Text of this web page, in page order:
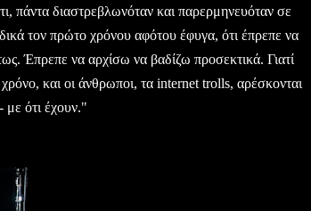
διαστρεβλωνόταν και παρερμηνευόταν σε
τον πρώτο χρόνου αφότου έφυγα, ότι έπρεπε να
Έπρεπε να αρχίσω να βαδίζω προσεκτικά. Γιατί
και οι άνθρωποι, τα internet trolls, αρέσκονται
ότι έχουν."